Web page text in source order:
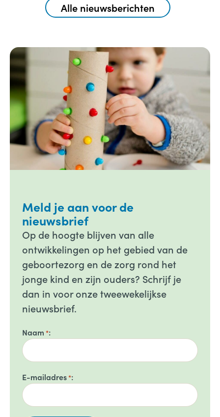
Alle nieuwsberichten
Meld je aan voor de
nieuwsbrief
Op de hoogte blijven van alle
ontwikkelingen op het gebied van de
geboortezorg en de zorg rond het
jonge kind en zijn ouders? Schrijf je
dan in voor onze tweewekelijkse
nieuwsbrief.
Naam *
E-mailadres*